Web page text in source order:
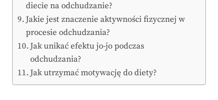
diecie na odchudzanie?
Jakie jest znaczenie aktywności fizycznej w
procesie odchudzania?
Jak unikać efektu jo-jo podczas
odchudzania?
Jak utrzymać motywację do diety?